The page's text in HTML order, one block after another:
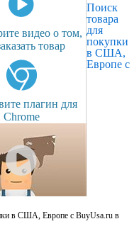
видео о том,
товар
плагин для
Chrome
Поиск
товара
для
покупки
в США,
Европе с
в США, Европе с BuyUsa.ru в